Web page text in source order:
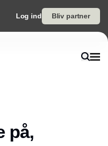
Log ind Bliv partner
på,